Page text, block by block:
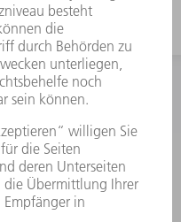
Fragen